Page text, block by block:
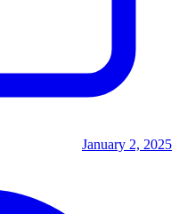
January 2, 2025